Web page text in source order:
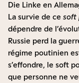
Die Linke en
La survie de ce soft
dépendre de
Russie perd la
régime poutinien
s’effondre, le soft
que personne ne